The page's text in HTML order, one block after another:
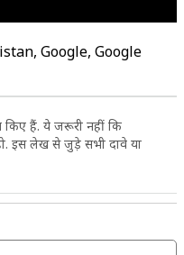
Google, Google
हैं. ये जरूरी नहीं कि
इस लेख से जुड़े सभी दावे या